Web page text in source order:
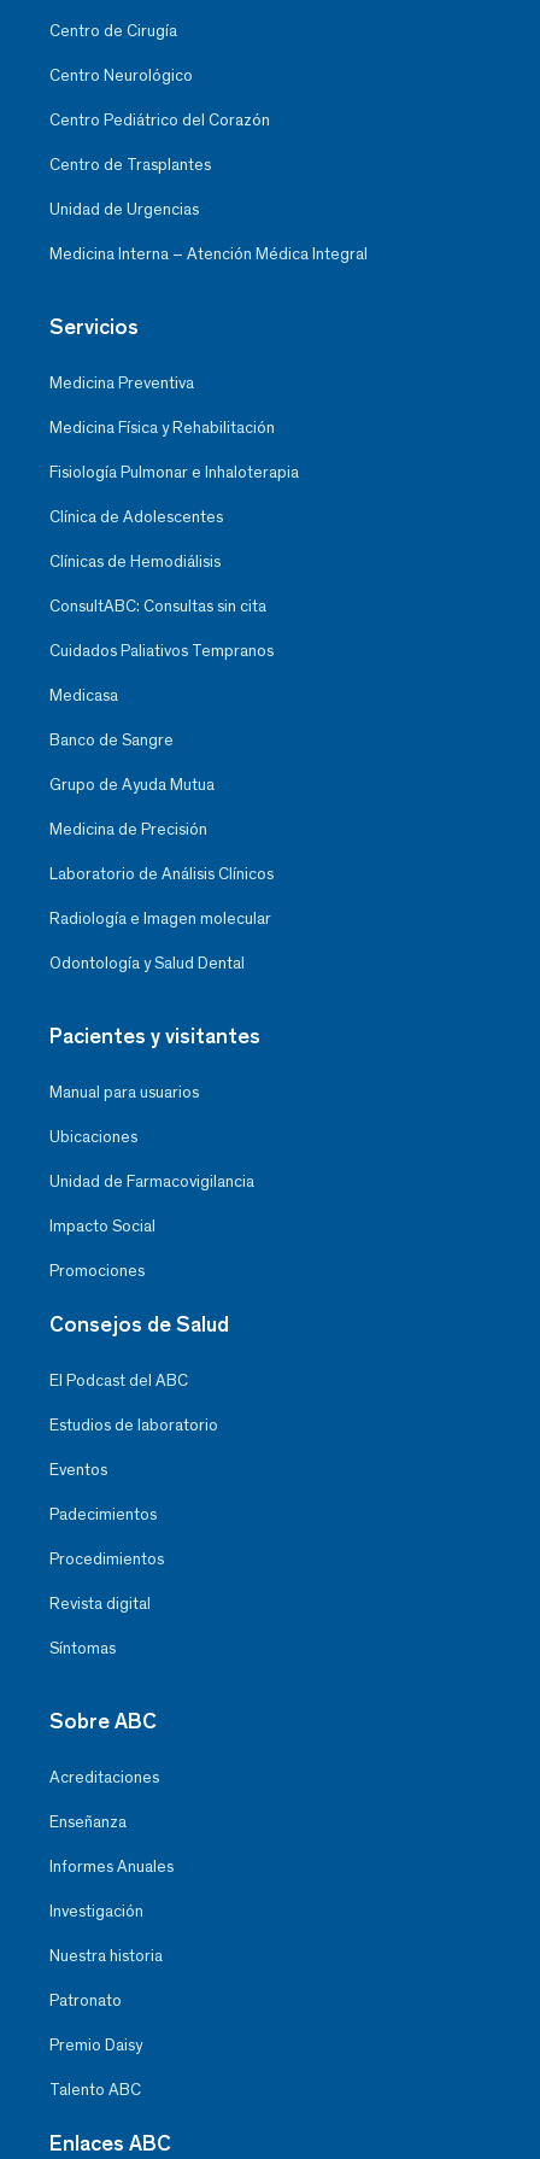
Centro de Cirugía
Centro Neurológico
Centro Pediátrico del Corazón
Centro de Trasplantes
Unidad de Urgencias
Medicina Interna – Atención Médica Integral
Servicios
Medicina Preventiva
Medicina Física y Rehabilitación
Fisiología Pulmonar e Inhaloterapia
Clínica de Adolescentes
Clínicas de Hemodiálisis
ConsultABC: Consultas sin cita
Cuidados Paliativos Tempranos
Medicasa
Banco de Sangre
Grupo de Ayuda Mutua
Medicina de Precisión
Laboratorio de Análisis Clínicos
Radiología e Imagen molecular
Odontología y Salud Dental
Pacientes y visitantes
Manual para usuarios
Ubicaciones
Unidad de Farmacovigilancia
Impacto Social
Promociones
Consejos de Salud
El Podcast del ABC
Estudios de laboratorio
Eventos
Padecimientos
Procedimientos
Revista digital
Síntomas
Sobre ABC
Acreditaciones
Enseñanza
Informes Anuales
Investigación
Nuestra historia
Patronato
Premio Daisy
Talento ABC
Enlaces ABC